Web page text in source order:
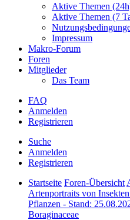
Aktive Themen
Aktive Themen (7
Impressum
Makro-Forum
Foren
Mitglieder
Das Team
FAQ
Anmelden
Registrieren
Suche
Anmelden
Registrieren
Startseite Foren-Übersicht
Artenportraits von
Pflanzen - Stand:
Boraginaceae